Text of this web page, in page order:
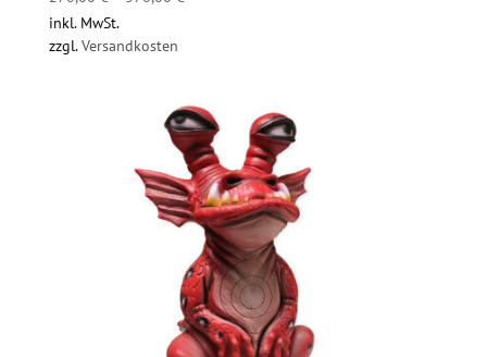
inkl. MwSt.
zzgl.Versandkosten